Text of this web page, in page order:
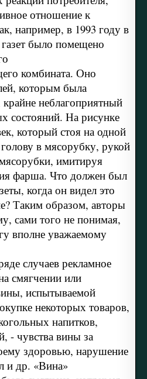
отношение к
например, в 1993 году в
было помещено
комбината. Оно
которым была
крайне неблагоприятный
состояний. На рисунке
который стоя на одной
в мясорубку, рукой
имитируя
фарша. Что должен был
когда он видел это
Таким образом, авторы
сами того не понимая,
вполне уважаемому
случаев рекламное
смягчении или
испытываемой
некоторых товаров,
напитков,
- чувства вины за
здоровью, нарушение
и др. «Вина»